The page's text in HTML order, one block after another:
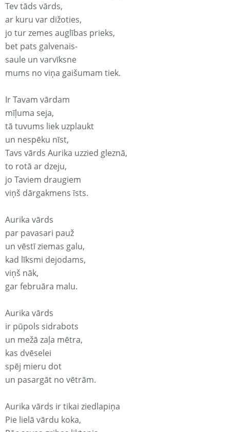
Tev tāds vārds,
ar kuru var dižoties,
jo tur zemes auglības prieks,
bet pats galvenais-
saule un varvīksne
mums no viņa gaišumam tiek.
Ir Tavam vārdam
mīļuma seja,
tā tuvums liek uzplaukt
un nespēku nīst,
Tavs vārds Aurika uzzied gleznā,
to rotā ar dzeju,
jo Taviem draugiem
viņš dārgakmens īsts.
Aurika vārds
par pavasari pauž
un vēstī ziemas galu,
kad līksmi dejodams,
viņš nāk,
gar februāra malu.
Aurika vārds
ir pūpols sidrabots
un mežā zaļa mētra,
kas dvēselei
spēj mieru dot
un pasargāt no vētrām.
Aurika vārds ir tikai ziedlapiņa
Pie lielā vārdu koka,